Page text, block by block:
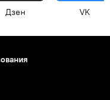
Дзен VK